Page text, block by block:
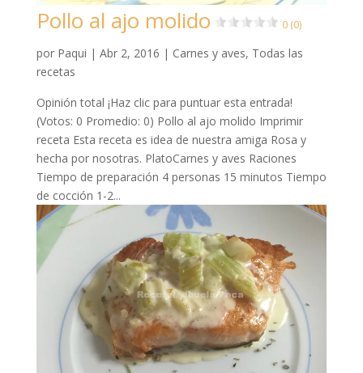
Pollo al ajo molido 0 (0)
por Paqui | Abr 2, 2016 | Carnes y aves, Todas las
recetas
Opinión total ¡Haz clic para puntuar esta entrada!
(Votos: 0 Promedio: 0) Pollo al ajo molido Imprimir
receta Esta receta es idea de nuestra amiga Rosa y
hecha por nosotras. PlatoCarnes y aves Raciones
Tiempo de preparación 4 personas 15 minutos Tiempo
de cocción 1-2...